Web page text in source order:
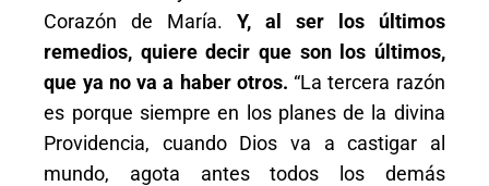
Corazón de María.Y, al ser los últimos
remedios, quiere decir que son los últimos,
que ya no va a haber otros. “La tercera razón
es porque siempre en los planes de la divina
Providencia, cuando Dios va a castigar al
mundo, agota antes todos los demás